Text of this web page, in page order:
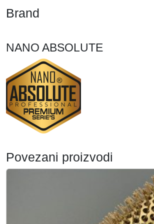
Brand
NANO ABSOLUTE
Povezani proizvodi